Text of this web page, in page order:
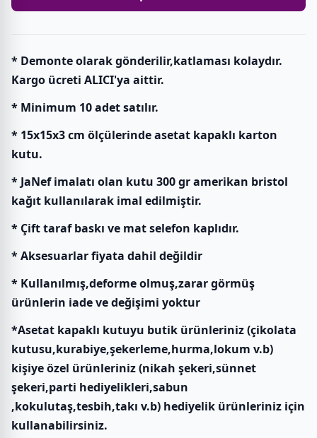
* Demonte olarak gönderilir,katlaması kolaydır.
Kargo ücreti ALICI'ya aittir.
* Minimum 10 adet satılır.
* 15x15x3 cm ölçülerinde asetat kapaklı karton
kutu.
* JaNef imalatı olan kutu 300 gr amerikan bristol
kağıt kullanılarak imal edilmiştir.
* Çift taraf baskı ve mat selefon kaplıdır.
* Aksesuarlar fiyata dahil değildir
* Kullanılmış,deforme olmuş,zarar görmüş
ürünlerin iade ve değişimi yoktur
*Asetat kapaklı kutuyu butik ürünleriniz (çikolata
kutusu,kurabiye,şekerleme,hurma,lokum v.b)
kişiye özel ürünleriniz (nikah şekeri,sünnet
şekeri,parti hediyelikleri,sabun
,kokulutaş,tesbih,takı v.b) hediyelik ürünleriniz için
kullanabilirsiniz.